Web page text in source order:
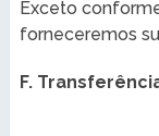
Exceto
forneceremos
F.